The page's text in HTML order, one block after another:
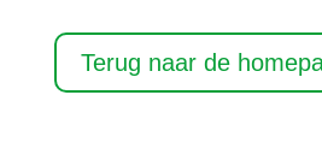
Terug naar de